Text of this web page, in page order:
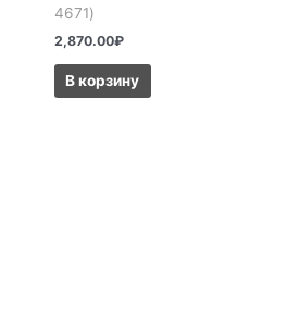
4671)
2,870.00₽
В корзину